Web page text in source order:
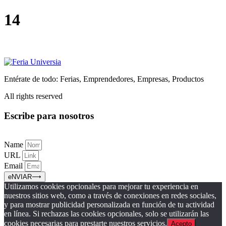
Ir
al
14
Entérate de todo: Ferias, Emprendedores, Empresas, Productos
All rights reserved
Escribe para nosotros
Name
URL
Email
eNVIAR⟶
Utilizamos cookies opcionales para mejorar tu experiencia en
nuestros sitios web, como a través de conexiones en redes sociales,
y para mostrar publicidad personalizada en función de tu actividad
en línea. Si rechazas las cookies opcionales, solo se utilizarán las
cookies necesarias para prestarte nuestros servicios. Acepto